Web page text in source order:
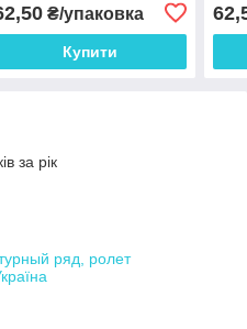
₴/упаковка
Купити
за рік
ряд, ролет